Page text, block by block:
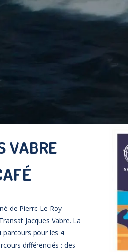
VABRE
de Pierre Le Roy
Jacques Vabre. La
parcours pour les 4
différenciés : des